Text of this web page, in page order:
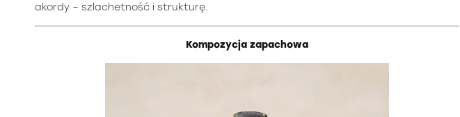
akordy – szlachetność i strukturę.
Kompozycja zapachowa